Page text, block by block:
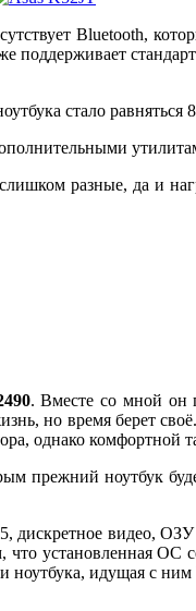
Bluetooth,
поддерживает
стало равняться
разные, да и
. Вместе со мной он
но время берет
однако комфортной
прежний ноутбук
видео,
установленная ОС
идущая с